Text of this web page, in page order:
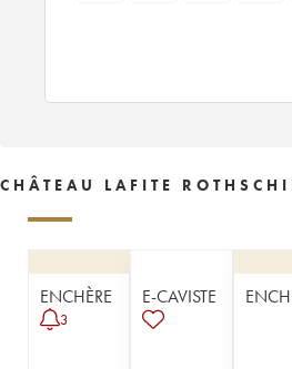
1997
1996 1995 1994
1972
1969
1966
CHÂTEAU LAFITE
ENCHÈRE
3
E-CAVISTE